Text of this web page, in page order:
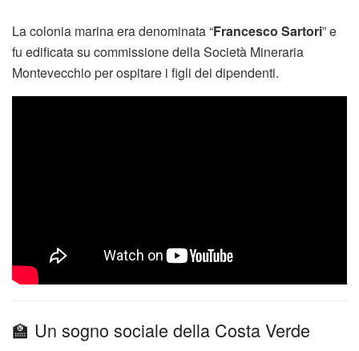
La colonia marina era denominata “Francesco Sartori” e
fu edificata su commissione della Società Mineraria
Montevecchio per ospitare i figli dei dipendenti.
🏫 Un sogno sociale della Costa Verde